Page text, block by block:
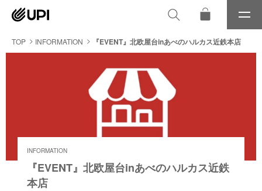
メ
ニ
ー
TOP INFORMATION 『EVENT』北欧屋台inあべのハルカス近鉄本店
INFORMATION
『EVENT』北欧屋台inあべのハルカス近鉄
本店